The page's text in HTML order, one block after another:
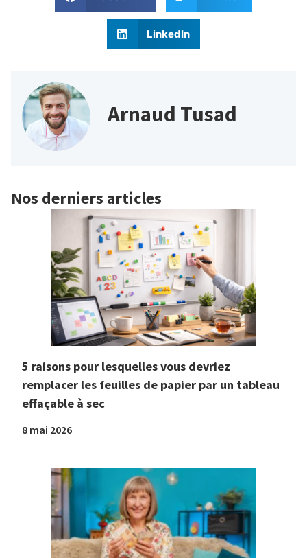
LinkedIn
Arnaud Tusad
Nos derniers articles
5 raisons pour lesquelles vous devriez
remplacer les feuilles de papier par un tableau
effaçable à sec
8 mai 2026